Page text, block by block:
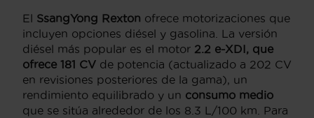
El SsangYong Rexton ofrece motorizaciones que
incluyen opciones diésel y gasolina. La versión
diésel más popular es el motor 2.2 e-XDI, que
ofrece 181 CV de potencia (actualizado a 202 CV
en revisiones posteriores de la gama), un
rendimiento equilibrado y un consumo medio
que se sitúa alrededor de los 8.3 L/100 km. Para